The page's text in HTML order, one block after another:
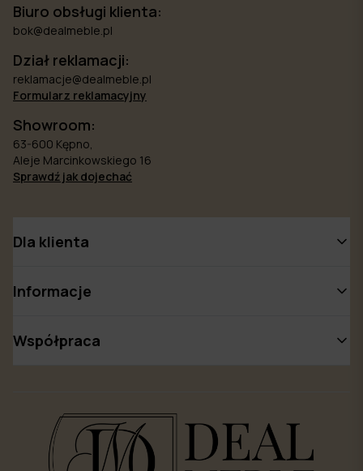
Biuro obsługi klienta:
bok@dealmeble.pl
Dział reklamacji:
reklamacje@dealmeble.pl
Formularz reklamacyjny
Showroom:
63-600 Kępno,
Aleje Marcinkowskiego 16
Sprawdź jak dojechać
Dla klienta
Informacje
Współpraca